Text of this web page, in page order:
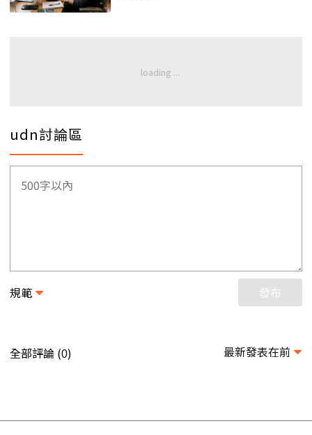
udn討論區
規範 發布
全部評論 (0) 最新發表在前